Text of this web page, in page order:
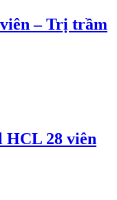
– Trị trầm
HCL 28 viên